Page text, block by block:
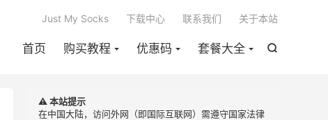

首页 购买教程 优惠码 套餐大全
Just My Socks 下载中心 联系我们 关于本站
⚠️ 本站提示
在中国大陆，访问外网（即国际互联网）需遵守国家法律